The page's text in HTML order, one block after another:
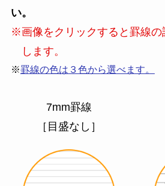
い。
※画像をクリックすると罫線の
します。
※罫線の色は３色から選べます。
7mm罫線
［目盛なし］